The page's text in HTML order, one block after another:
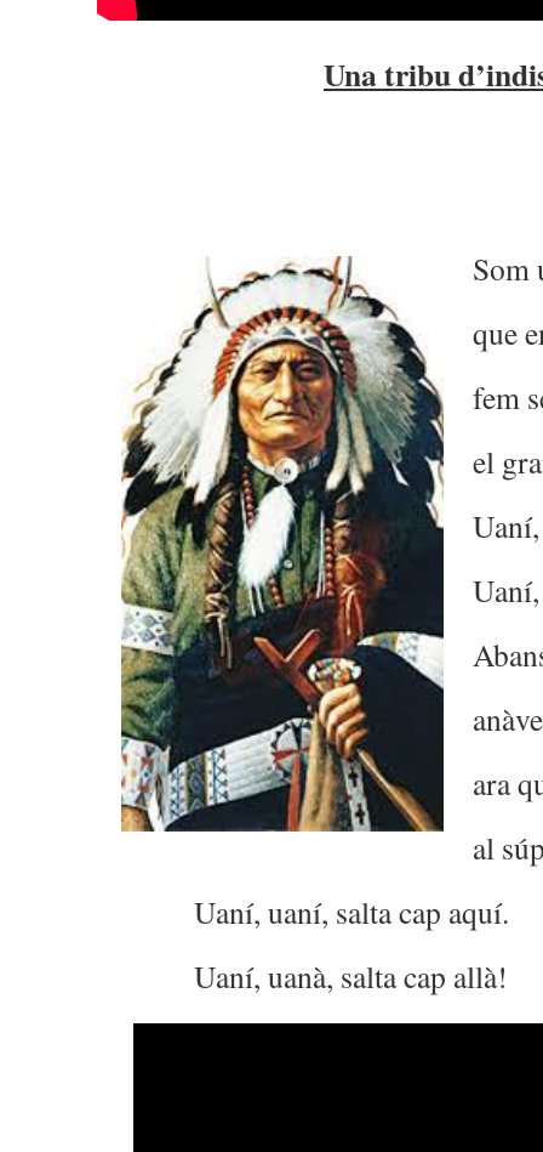
Una tribu
Som
que
fem
el
ara
al
Uaní, uaní, salta cap aquí.
Uaní, uanà, salta cap allà!